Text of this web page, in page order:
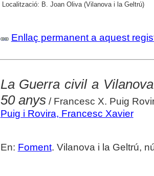
Localització: B. Joan Oliva (Vilanova i la Geltrú)
Enllaç permanent a aquest
La Guerra civil a
50 anys/ Francesc X. Puig
Puig i Rovira, Francesc Xavier
En: Foment. Vilanova i la Geltrú,